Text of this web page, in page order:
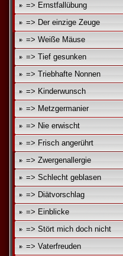
=> Ernstfallübung
=> Der einzige Zeuge
=> Weiße Mäuse
=> Tief gesunken
=> Triebhafte Nonnen
=> Kinderwunsch
=> Metzgermanier
=> Nie erwischt
=> Frisch angerührt
=> Zwergenallergie
=> Schlecht geblasen
=> Diätvorschlag
=> Einblicke
=> Stört mich doch nicht
=> Vaterfreuden